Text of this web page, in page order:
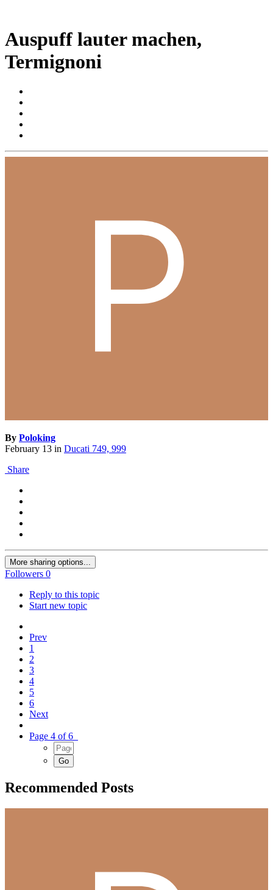
Auspuff lauter machen,
Termignoni
By Poloking
February 13 in Ducati 749, 999
Share
More sharing options...
Followers 0
Reply to this topic
Start new topic
Prev
1
2
3
4
5
6
Next
Page 4 of 6
Recommended Posts